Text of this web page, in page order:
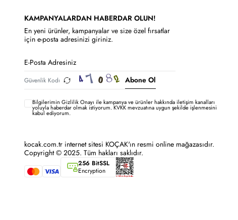
KAMPANYALARDAN HABERDAR OLUN!
En yeni ürünler, kampanyalar ve size özel fırsatlar
için e-posta adresinizi giriniz.
Abone Ol
Bilgilerimin Gizlilik Onayı ile kampanya ve ürünler hakkında iletişim kanalları
yoluyla haberdar olmak istiyorum.KVKK mevzuatına uygun şekilde işlenmesini
kabul ediyorum.
kocak.com.tr internet sitesi KOÇAK'ın resmi online mağazasıdır.
Copyright © 2025. Tüm hakları saklıdır.
256 BitSSL
Encryption